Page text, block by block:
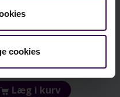
cookies
Hvad gør vi … for at sikre pædagogens trivsel?
Bog
179,00
Læg i kurv